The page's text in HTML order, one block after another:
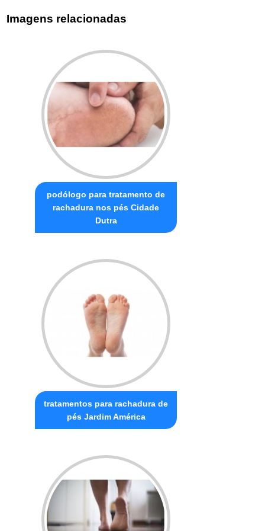
Imagens relacionadas
podólogo para tratamento de
rachadura nos pés Cidade
Dutra
tratamentos para rachadura de
pés Jardim América